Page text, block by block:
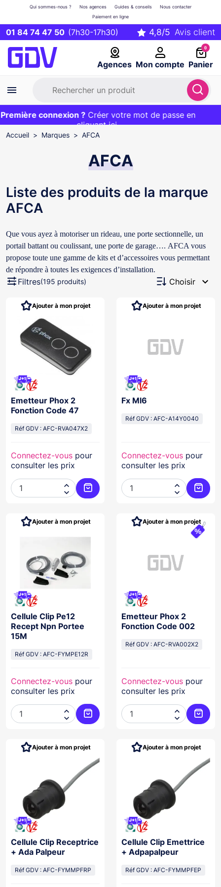
01 84 74 47 50 (7h30-17h30)
Agences Mon compte
Qui sommes-nous ? Nos agences Guides & conseils
Nous contacter
Paiement en ligne
0
Panier
Première commande ?20€ OFFERT sur votre panier
et livraison 24/48h gratuite avec le codeBIENVENUE
connexion ? Créer votre mot de passe en
cliquant ici
EXCLU WEB :
Accueil Marques AFCA
AFCA
Liste des produits de la marque
AFCA
Que vous ayez à motoriser un rideau, une porte sectionnelle, un
portail battant ou coulissant, une porte de garage…. AFCA vous
propose toute une gamme de kits et d’accessoires vous permettant
de répondre à toutes les exigences d’installation.
Filtres(195 produits) Choisir expand_more
Emetteur Phox 2
Fonction Code 47
Réf GDV : AFC-RVA047X2
Connectez-vous pour
consulter les prix


Ajouter au panier
Ajouter à mon projet
Fx Ml6
Réf GDV : AFC-A14Y0040
Connectez-vous pour
consulter les prix


Ajouter à mon projet
Cellule Clip Pe12
Recept Npn Portee
15M
Réf GDV : AFC-FYMPE12R
Connectez-vous pour
consulter les prix


Ajouter au panier
Ajouter à mon projet
Emetteur Phox 2
Fonction Code 002
Réf GDV : AFC-RVA002X2
Connectez-vous pour
consulter les prix


Ajouter à mon projet
Cellule Clip Receptrice
+ Ada Palpeur
Réf GDV : AFC-FYMMPFRP
Ajouter à mon projet
Cellule Clip Emettrice
+ Adpapalpeur
Réf GDV : AFC-FYMMPFEP
Ajouter à mon projet